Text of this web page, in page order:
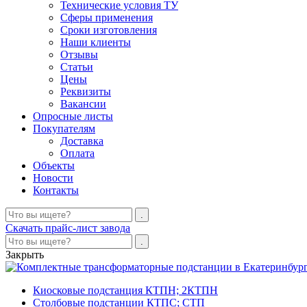
Технические условия ТУ
Сферы применения
Сроки изготовления
Наши клиенты
Отзывы
Статьи
Цены
Реквизиты
Вакансии
Опросные листы
Покупателям
Доставка
Оплата
Объекты
Новости
Контакты
Скачать прайс-лист завода
Закрыть
Киосковые подстанция КТПН; 2КТПН
Столбовые подстанции КТПС; СТП